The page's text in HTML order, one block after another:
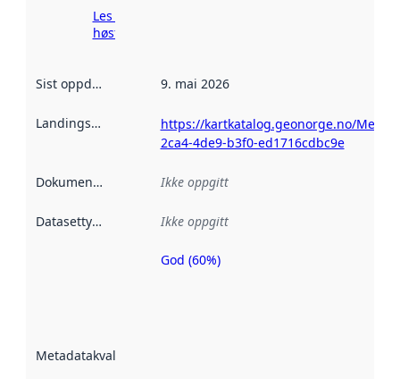
Les mer om
høsting her
Sist oppdatert 9. mai 2026
Landingsside
https://kartkatalog.geonorge.no/
2ca4-4de9-b3f0-ed1716cdbc9e
Dokumentasjon Ikke oppgitt
Datasettype Ikke oppgitt
Metadatakvalitet
Metadatakvalitet
God (60%)